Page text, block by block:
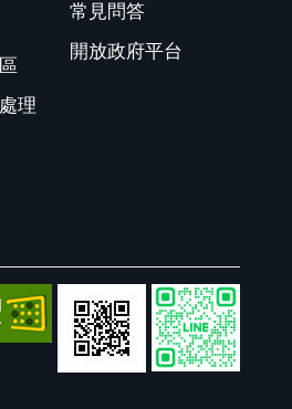
理
常見問答
開放政府平台